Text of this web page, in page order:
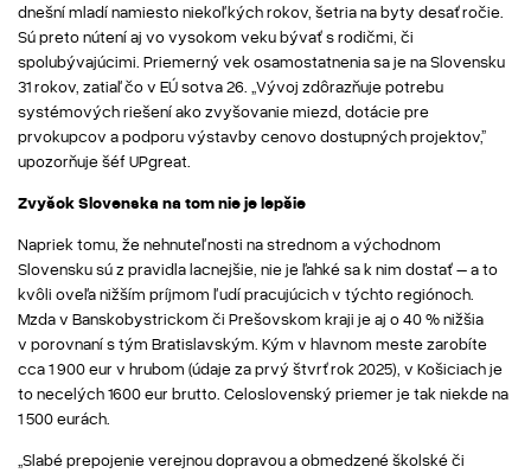
dnešní mladí namiesto niekoľkých rokov, šetria na byty desaťročie.
Sú preto nútení aj vo vysokom veku bývať s rodičmi, či
spolubývajúcimi. Priemerný vek osamostatnenia sa je na Slovensku
31 rokov, zatiaľ čo v EÚ sotva 26. „Vývoj zdôrazňuje potrebu
systémových riešení ako zvyšovanie miezd, dotácie pre
prvokupcov a podporu výstavby cenovo dostupných projektov,”
upozorňuje šéf UPgreat.
Zvyšok Slovenska na tom nie je lepšie
Napriek tomu, že nehnuteľnosti na strednom a východnom
Slovensku sú z pravidla lacnejšie, nie je ľahké sa k nim dostať – a to
kvôli oveľa nižším príjmom ľudí pracujúcich v týchto regiónoch.
Mzda v Banskobystrickom či Prešovskom kraji je aj o 40 % nižšia
v porovnaní s tým Bratislavským. Kým v hlavnom meste zarobíte
cca 1 900 eur v hrubom (údaje za prvý štvrťrok 2025), v Košiciach je
to necelých 1600 eur brutto. Celoslovenský priemer je tak niekde na
1 500 eurách.
„Slabé prepojenie verejnou dopravou a obmedzené školské či